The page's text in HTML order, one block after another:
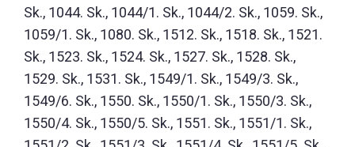
Sk., 1044. Sk., 1044/1. Sk., 1044/2. Sk., 1059. Sk.,
1059/1. Sk., 1080. Sk., 1512. Sk., 1518. Sk., 1521.
Sk., 1523. Sk., 1524. Sk., 1527. Sk., 1528. Sk.,
1529. Sk., 1531. Sk., 1549/1. Sk., 1549/3. Sk.,
1549/6. Sk., 1550. Sk., 1550/1. Sk., 1550/3. Sk.,
1550/4. Sk., 1550/5. Sk., 1551. Sk., 1551/1. Sk.,